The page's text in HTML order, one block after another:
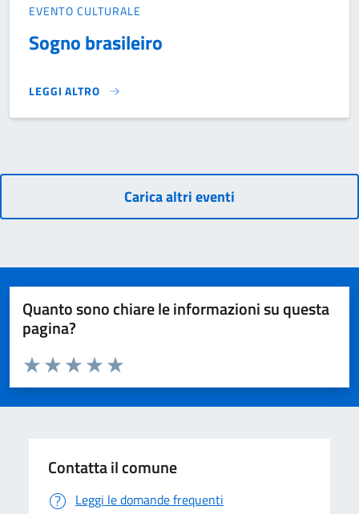
EVENTO CULTURALE
Sogno brasileiro
LEGGI ALTRO
SOGNO BRASILEIRO}
Carica altri eventi
Quanto sono chiare le informazioni su questa
pagina?
Domanda
Valuta da 1 a 5 stelle la pagina
Valuta 5 stelle su 5
Valuta 4 stelle su 5
Valuta 3 stelle su 5
Valuta 2 stelle su 5
Valuta 1 stelle su 5
Contatta il comune
Leggi le domande frequenti